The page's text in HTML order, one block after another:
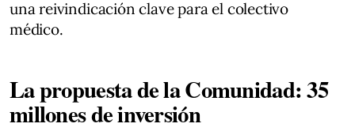
una reivindicación clave para el colectivo
médico.
La propuesta de la Comunidad: 35
millones de inversión